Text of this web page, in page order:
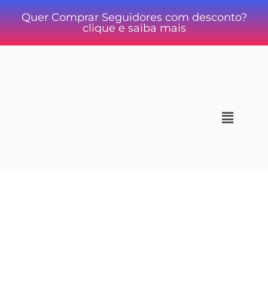
Quer Comprar Seguidores com desconto?
clique e saiba mais